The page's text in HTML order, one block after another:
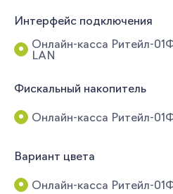
Интерфейс подключения
Онлайн-касса Ритейл-
LAN
Фискальный накопитель
Онлайн-касса Ритейл-
Вариант цвета
Онлайн-касса Ритейл-